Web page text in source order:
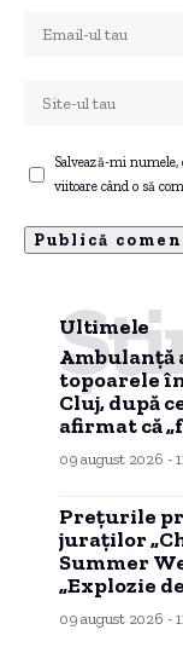
Salvează-mi
viitoare când o să
Ultimele
Ambulanță
topoarele
Cluj, după
afirmat că
Șoferul a
09 august 2026 -
Prețurile
juraților
Summer
„Explozie
Opțiuni
în ultima zi
09 august 2026 -